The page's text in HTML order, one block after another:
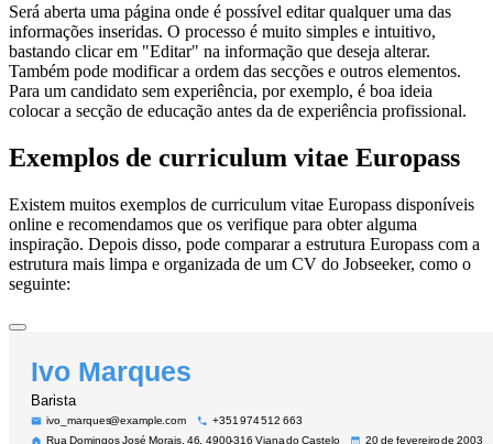
Será aberta uma página onde é possível editar qualquer uma das
informações inseridas. O processo é muito simples e intuitivo,
bastando clicar em "Editar" na informação que deseja alterar.
Também pode modificar a ordem das secções e outros elementos.
Para um candidato sem experiência, por exemplo, é boa ideia
colocar a secção de educação antes da de experiência profissional.
Exemplos de curriculum vitae Europass
Existem muitos exemplos de curriculum vitae Europass disponíveis
online e recomendamos que os verifique para obter alguma
inspiração. Depois disso, pode comparar a estrutura Europass com a
estrutura mais limpa e organizada de um CV do Jobseeker, como o
seguinte: